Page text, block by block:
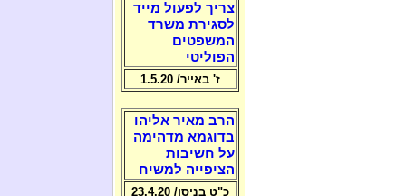
צריך לפעול מייד
לסגירת משרד
המשפטים
הפוליטי
ז' באייר/ 1.5.20
הרב מאיר אליהו
בדוגמא מדהימה
על חשיבות
הציפייה למשיח
כ"ט בניסן/ 23.4.20